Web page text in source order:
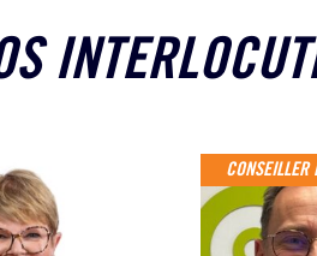
CONSEILLER
GUILLAUME DE
Conseiller création